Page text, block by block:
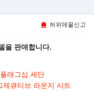
허위매물신고
을 판매합니다.
래그십 세단
큐티브 라운지 시트